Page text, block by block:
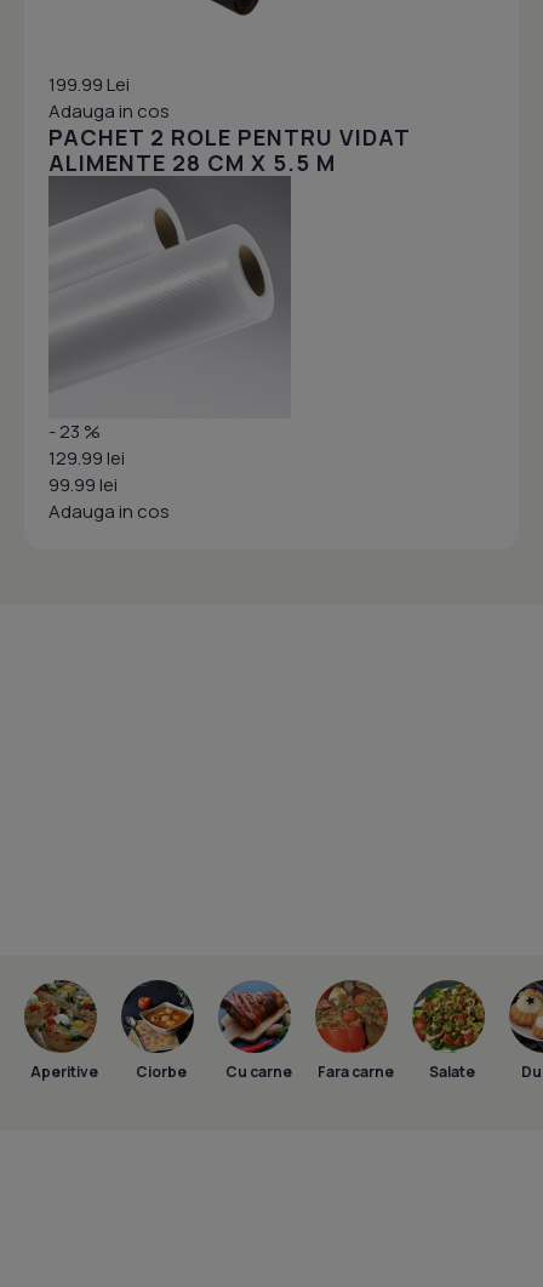
199.99 Lei
Adauga in cos
PACHET 2 ROLE PENTRU VIDAT
ALIMENTE 28 CM X 5.5 M
- 23 %
129.99 lei
99.99 lei
Adauga in cos
Aperitive Ciorbe Cu carne Fara carne Salate